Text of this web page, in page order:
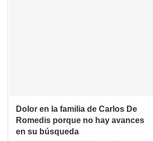
Dolor en la familia de Carlos De
Romedis porque no hay avances
en su búsqueda